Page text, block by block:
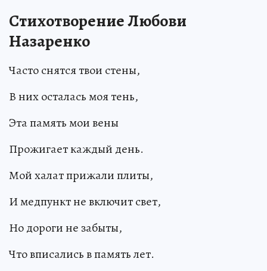
Стихотворение Любови
Назаренко
Часто снятся твои стены,
В них осталась моя тень,
Эта память мои вены
Прожигает каждый день.
Мой халат прижали плиты,
И медпункт не включит свет,
Но дороги не забыты,
Что вписались в память лет.